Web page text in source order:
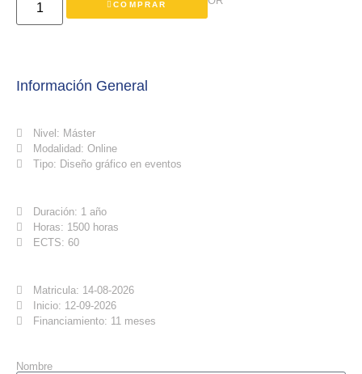
COMPRAR
Información General
Nivel: Máster
Modalidad: Online
Tipo: Diseño gráfico en eventos
Duración: 1 año
Horas: 1500 horas
ECTS: 60
Matricula: 14-08-2026
Inicio: 12-09-2026
Financiamiento: 11 meses
Nombre